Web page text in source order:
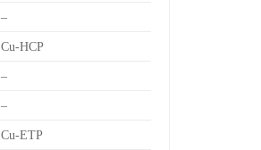
–
Cu-HCP
–
–
Cu-ETP